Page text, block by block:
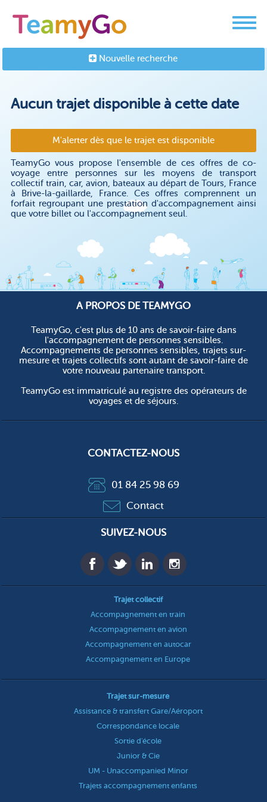
Nouvelle recherche
Aucun trajet disponible à cette date
M'alerter dès que le trajet est disponible
TeamyGo vous propose l'ensemble de ces offres de co-
voyage entre personnes sur les moyens de transport
collectif train, car, avion, bateaux au départ de Tours, France
à Brive-la-gaillarde, France. Ces offres comprennent un
forfait regroupant une prestation d'accompagnement ainsi
que votre billet ou l'accompagnement seul.
A PROPOS DE TEAMYGO
TeamyGo, c'est plus de 10 ans de savoir-faire dans
l'accompagnement de personnes sensibles.
Accompagnements de personnes sensibles, trajets sur-
mesure et trajets collectifs sont autant de savoir-faire de
votre nouveau partenaire transport.
TeamyGo est immatriculé au registre des opérateurs de
voyages et de séjours.
CONTACTEZ-NOUS
01 84 25 98 69
Contact
SUIVEZ-NOUS
Trajet collectif
Accompagnement en train
Accompagnement en avion
Accompagnement en autocar
Accompagnement en Europe
Trajet sur-mesure
Assistance & transfert Gare/Aéroport
Correspondance locale
Sortie d'école
Junior & Cie
UM - Unaccompanied Minor
Trajets accompagnement enfants